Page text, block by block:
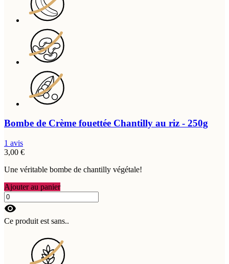
Bombe de Crème fouettée Chantilly au riz - 250g
1 avis
3,00 €
Une véritable bombe de chantilly végétale!
Ajouter au panier
visibility
Ce produit est sans..